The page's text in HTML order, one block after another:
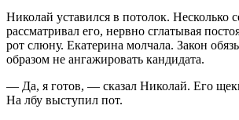
Николай уставился в потолок. Несколько
рассматривал его, нервно сглатывая
рот слюну. Екатерина молчала. Закон
образом не ангажировать кандидата.
— Да, я готов, — сказал Николай. Его
На лбу выступил пот.